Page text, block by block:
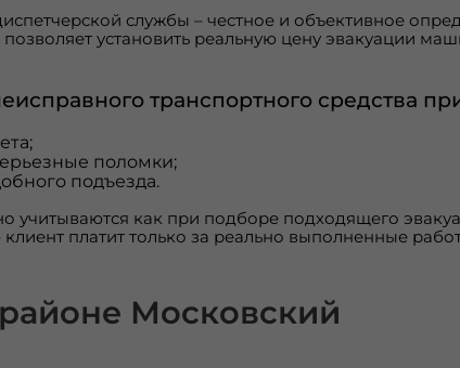
службы – честное и объективное
установить реальную цену эвакуации
транспортного средства
поломки;
подъезда.
учитываются как при подборе подходящего
платит только за реально выполненные
районе Московский